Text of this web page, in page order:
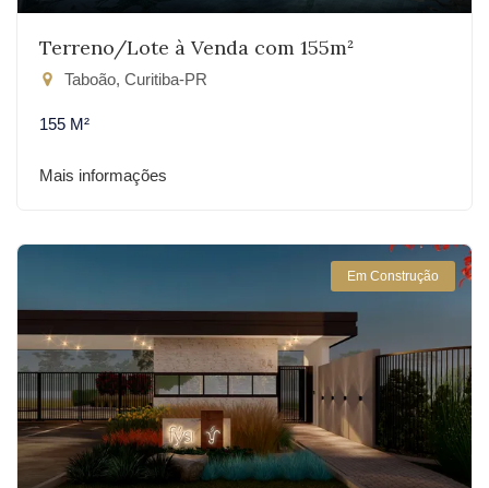
Terreno/Lote à Venda com 155m²
Taboão, Curitiba-PR
155 M²
Mais informações
Em Construção